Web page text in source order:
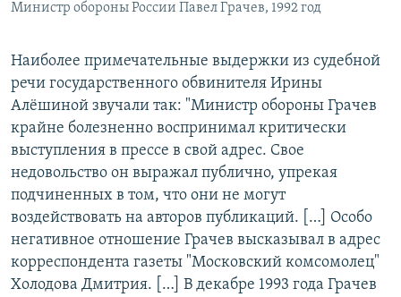
Министр обороны России Павел Грачев, 1992 год
Наиболее примечательные выдержки из судебной
речи государственного обвинителя Ирины
Алёшиной звучали так: "Министр обороны Грачев
крайне болезненно воспринимал критически
выступления в прессе в свой адрес. Свое
недовольство он выражал публично, упрекая
подчиненных в том, что они не могут
воздействовать на авторов публикаций. […] Особо
негативное отношение Грачев высказывал в адрес
корреспондента газеты "Московский комсомолец"
Холодова Дмитрия. […] В декабре 1993 года Грачев